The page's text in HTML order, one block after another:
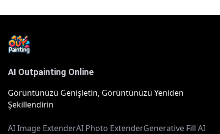
AI Outpainting Online
Görüntünüzü Genişletin, Görüntünüzü Yeniden
Şekillendirin
AI Image ExtenderAI Photo ExtenderGenerative Fill AI